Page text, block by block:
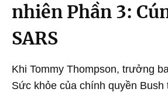
nhiên Phần 3:
SARS
Khi Tommy Thompson, trưởng
Sức khỏe của chính quyền